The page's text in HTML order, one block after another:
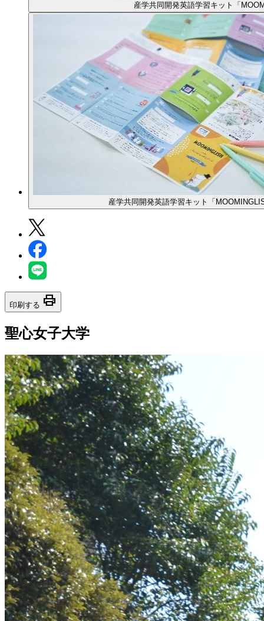
産学共同開発英語学習キット「
産学共同開発英語学習キット「
印刷する print
聖心女子大学